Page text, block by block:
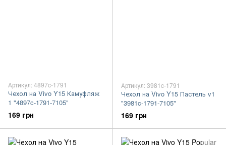
Артикул: 4897c-1791
Чехол на Vivo Y15 Камуфляж
1 "4897c-1791-7105"
169 грн
Артикул: 3981c-1791
Чехол на Vivo Y15 Пастель v1
"3981c-1791-7105"
169 грн